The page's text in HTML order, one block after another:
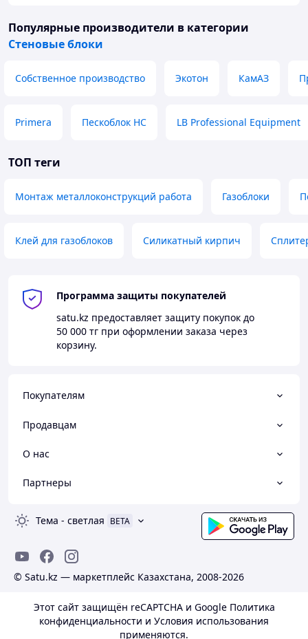
· Теплые энергоэффективные коттеджи
· Строительство по технологии "теплый дом"
💰 Цены (уточняются при заказе):
· От 13 до 65 палет: от 29 060 ₸/палета
· От 133 палеты: от 28 500
🚚 Доставка:
· Погрузка на объект по запросу
📞Контакты:
Телефон: +7 747 95 555 51, +7 713294 16 60
Email: zakaz@ecoton.kz
Популярные производители в категории
Стеновые блоки
Собственное производство Экотон КамАЗ
Primera Пескоблок НС LB Professional Equipment
ТОП теги
Монтаж металлоконструкций работа Газоблоки
Клей для газоблоков Силикатный кирпич
Программа защиты покупателей
satu.kz предоставляет защиту покупок до
50 000 тг при оформлении заказа через
корзину.
Покупателям
Продавцам
О нас
Партнеры
Тема - светлая BETA
© Satu.kz — маркетплейс Казахстана, 2008-2026
Этот сайт защищён reCAPTCHA и Google Политика
конфиденциальности и Условия использования
применяются.